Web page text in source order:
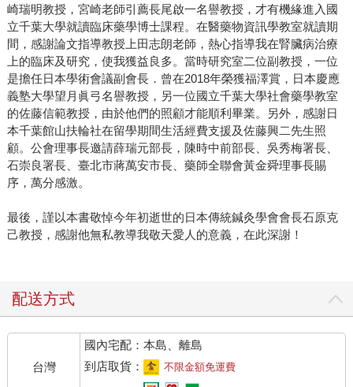
崎瑞明教授，宮崎老師引薦長尾啟一名譽教授，才有機緣進入國
立千葉大學就讀臨床藥學博士課程。在醫藥物資訊學教室就讀期
間，感謝論文指導教授上田志朗老師，熱心指導我在腎臟病治療
上的臨床及研究，使我獲益良多。當時研究室二位副教授，一位
是擔任日本學術會議副會長．曾在2018年榮獲福澤賞，日本慶應
義塾大學望月眞弓名譽教授，另一位國立千葉大學社會藥學教室
的佐藤信範教授，由於他們的照顧才能順利畢業。另外，感謝日
本千葉館山扶輪社在留學期間生活經費支援及佐藤興二先生照
顧。公會理事長邀請薛瑞元部長，陳時中前部長、吳秀梅署長、
石崇良署長、臺北市蔣萬安市長、藥師全聯會黃金舜理事長賜
序，萬分感激。
最後，謹以本書敬悼今年初逝世的日本傳統鍼灸學會會長石原克
己教授，感謝他無私教導我敬天愛人的意義，在此深謝！
配送方式
台灣
國內宅配：本島、離島
到店取貨：
不限金額免運費